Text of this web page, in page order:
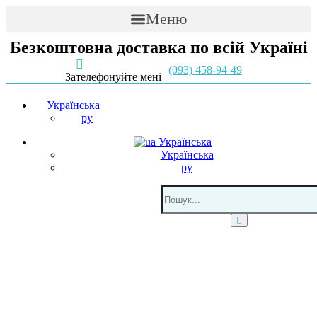
Меню
Безкоштовна доставка по всій Україні
Зателефонуйте мені
(093) 458-94-49
Українська
ру
Українська
Українська
ру